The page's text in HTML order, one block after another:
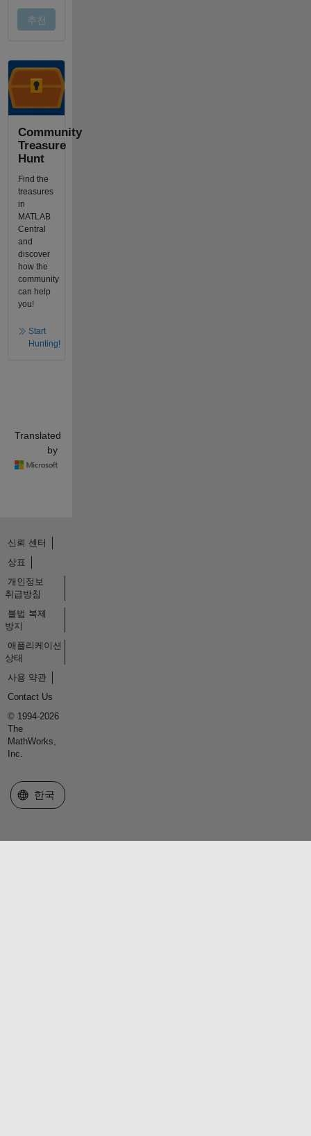
Community
Treasure
Hunt
Find the
treasures
in
MATLAB
Central
and
discover
how the
community
can help
you!
Start
Hunting!
Translated
by
신뢰 센터
상표
개인정보
취급방침
불법 복제
방지
애플리케이션
상태
사용 약관
Contact Us
© 1994-2026
The
MathWorks,
Inc.
웹사이트 선택
한국